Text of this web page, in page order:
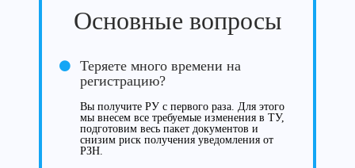
Основные вопросы
Теряете много времени на
регистрацию?
Вы получите РУ с первого раза. Для этого
мы внесем все требуемые изменения в ТУ,
подготовим весь пакет документов и
снизим риск получения уведомления от
РЗН.